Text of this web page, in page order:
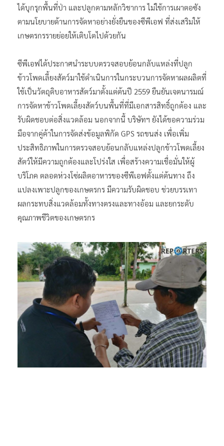
ได้บุกรุกพื้นที่ป่า และปลูกตามหลักวิชาการ ไม่ใช้การเผาตอซัง
ตามนโยบายด้านการจัดหาอย่างยั่งยืนของซีพีเอฟ ที่ส่งเสริมให้
เกษตรกรรายย่อยให้เติบโตไปด้วยกัน
ซีพีเอฟได้ประกาศนำระบบตรวจสอบย้อนกลับแหล่งที่ปลูก
ข้าวโพดเลี้ยงสัตว์มาใช้ดำเนินการในกระบวนการจัดหาผลผลิตที่
ใช้เป็นวัตถุดิบอาหารสัตว์มาตั้งแต่ต้นปี 2559 ยืนยันเจตนารมณ์
การจัดหาข้าวโพดเลี้ยงสัตว์บนพื้นที่ที่มีเอกสารสิทธิ์ถูกต้อง และ
รับผิดชอบต่อสิ่งแวดล้อม นอกจากนี้ บริษัทฯ ยังได้ขอความร่วม
มือจากคู่ค้าในการจัดส่งข้อมูลพิกัด GPS รถขนส่ง เพื่อเพิ่ม
ประสิทธิภาพในการตรวจสอบย้อนกลับแหล่งปลูกข้าวโพดเลี้ยง
สัตว์ให้มีความถูกต้องและโปร่งใส เพื่อสร้างความเชื่อมั่นให้ผู้
บริโภค ตลอดห่วงโซ่ผลิตอาหารของซีพีเอฟตั้งแต่ต้นทาง ถึง
แปลงเพาะปลูกของเกษตรกร มีความรับผิดชอบ ช่วยบรรเทา
ผลกระทบสิ่งแวดล้อมทั้งทางตรงและทางอ้อม และยกระดับ
คุณภาพชีวิตของเกษตรกร